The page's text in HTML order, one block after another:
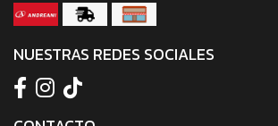
NUESTRAS REDES SOCIALES